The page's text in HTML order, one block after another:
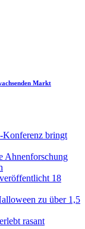
Markt
Konferenz bringt
Ahnenforschung
18
zu über 1,5
rasant